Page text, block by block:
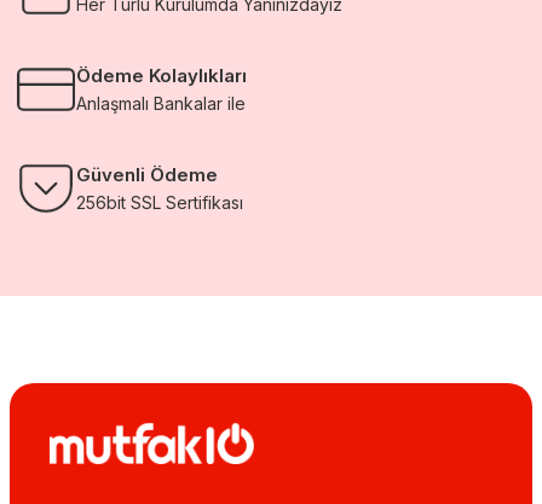
Her Türlü Kurulumda Yanınızdayız
Ödeme Kolaylıkları
Anlaşmalı Bankalar ile
Güvenli Ödeme
256bit SSL Sertifikası